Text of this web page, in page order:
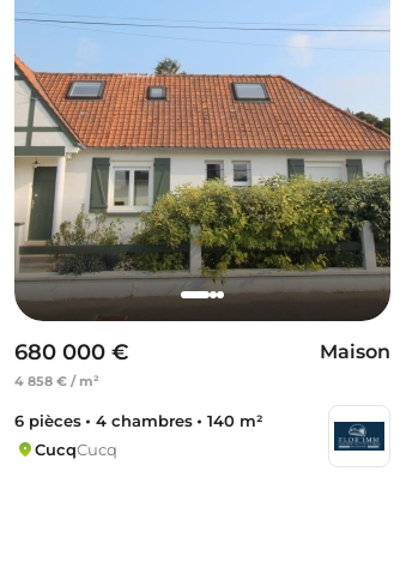
680 000 €
4 858 € / m²
Maison
6 pièces 4 chambres
140 m²
CucqCucq